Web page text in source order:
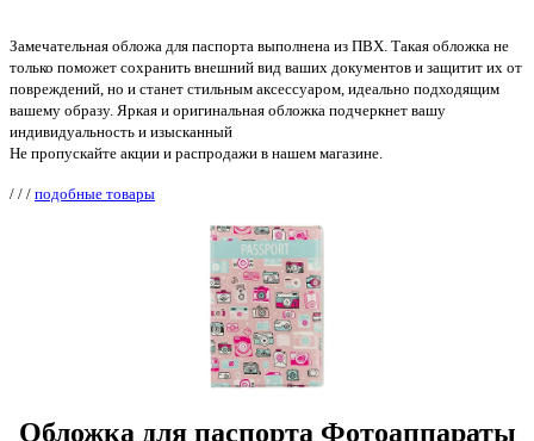
Замечательная обложа для паспорта выполнена из ПВХ. Такая обложка не
только поможет сохранить внешний вид ваших документов и защитит их от
повреждений, но и станет стильным аксессуаром, идеально подходящим
вашему образу. Яркая и оригинальная обложка подчеркнет вашу
индивидуальность и изысканный
Не пропускайте акции и распродажи в нашем магазине.
/ / / подобные товары
Обложка для паспорта Фотоаппараты